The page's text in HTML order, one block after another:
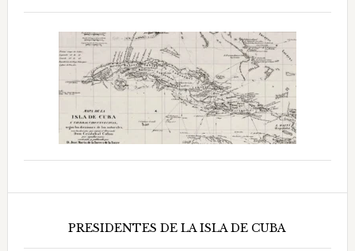
PRESIDENTES DE LA ISLA DE CUBA